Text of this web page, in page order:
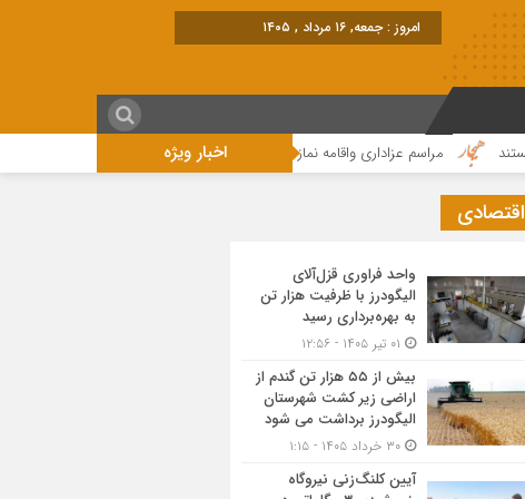
امروز : جمعه, ۱۶ مرداد , ۱۴۰۵
اخبار ویژه
مراسم عزاداری واقامه نماز در روز عاشورای حسینی در الیگودرز برگزار شد+تصویر
اقتصادی
واحد فراوری قزل‌آلای
الیگودرز با ظرفیت هزار تن
به بهره‌برداری رسید
بیش از ۵۵ هزار تن گندم از
اراضی زیر کشت شهرستان
الیگودرز برداشت می شود
آیین کلنگ‌زنی نیروگاه